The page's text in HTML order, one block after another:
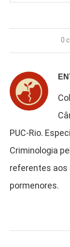
0
PUC-Rio.
Criminologia
referentes aos
pormenores.